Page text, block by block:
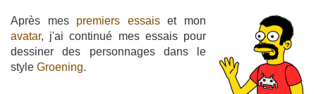
Après mes premiers essaiset mon
avatar, j'ai continué mes essais pour
dessiner des personnages dans le
style Groening.